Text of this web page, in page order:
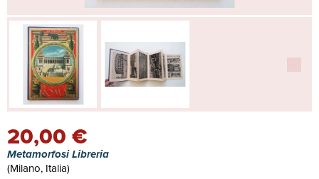
20,00 €
Metamorfosi Libreria
(Milano, Italia)